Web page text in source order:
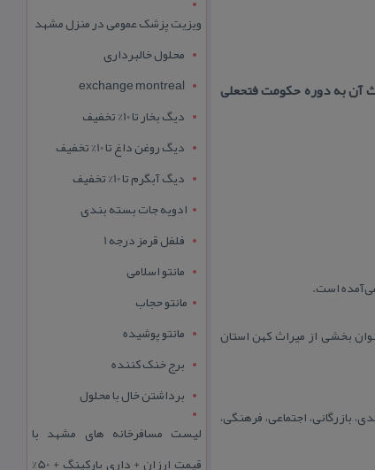
كه احداث آن به دوره حكومت فتحعلی
می‌آمده است.
بخشی از میراث كهن استان
اجتماعی، فرهنگی،
ویزیت پزشک عمومی در منزل مشهد
محلول خالبرداری
exchange montreal
دیگ بخار تا 10% تخفیف
دیگ روغن داغ تا 10% تخفیف
دیگ آبگرم تا 10% تخفیف
ادویه جات بسته بندی
فلفل قرمز درجه 1
مانتو اسلامی
مانتو حجاب
مانتو پوشیده
برج خنک کننده
برداشتن خال با محلول
لیست مسافرخانه های مشهد با
قیمت ارزان + داری پارکینگ + 50%